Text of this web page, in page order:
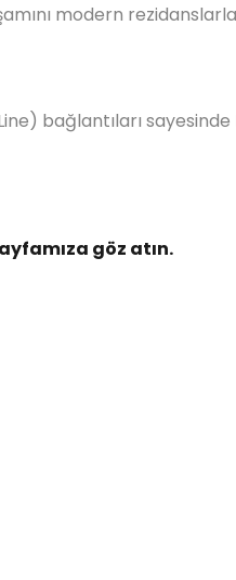
modern
bağlantıları sayesinde
göz atın.